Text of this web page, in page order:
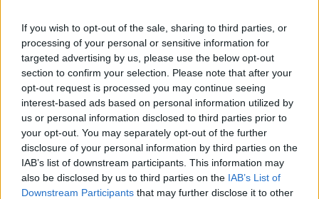
If you wish to opt-out of the sale, sharing to third parties, or
processing of your personal or sensitive information for
targeted advertising by us, please use the below opt-out
section to confirm your selection. Please note that after your
opt-out request is processed you may continue seeing
interest-based ads based on personal information utilized by
us or personal information disclosed to third parties prior to
your opt-out. You may separately opt-out of the further
disclosure of your personal information by third parties on the
IAB’s list of downstream participants. This information may
also be disclosed by us to third parties on the IAB’s List of
Downstream Participants that may further disclose it to other
LIFESTYLE 2 ω. πριν
Εριέττα Κούρκουλου – Τα 33α γενέθλια και τα
φιλιά με τον Βύρωνα Βασιλειάδη: «Καμία στιγμή
ευτυχίας δεδομένη»